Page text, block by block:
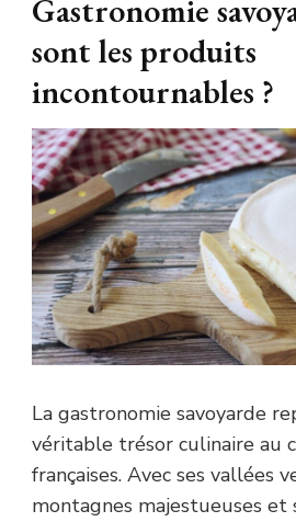
Gastronomie
sont les produits
incontournables ?
La gastronomie savoyarde
véritable trésor culinaire au
françaises. Avec ses vallées
montagnes majestueuses et